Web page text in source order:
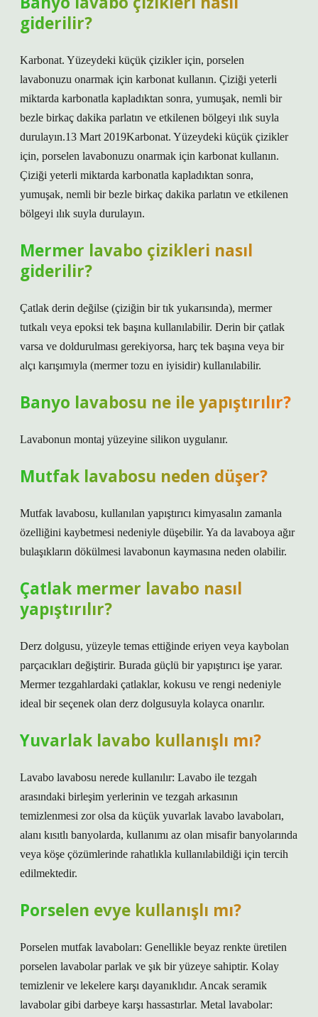
giderilir?
Karbonat. Yüzeydeki küçük çizikler için, porselen
lavabonuzu onarmak için karbonat kullanın. Çiziği yeterli
miktarda karbonatla kapladıktan sonra, yumuşak, nemli bir
bezle birkaç dakika parlatın ve etkilenen bölgeyi ılık suyla
durulayın.13 Mart 2019Karbonat. Yüzeydeki küçük çizikler
için, porselen lavabonuzu onarmak için karbonat kullanın.
Çiziği yeterli miktarda karbonatla kapladıktan sonra,
yumuşak, nemli bir bezle birkaç dakika parlatın ve etkilenen
bölgeyi ılık suyla durulayın.
Mermer lavabo çizikleri nasıl
giderilir?
Çatlak derin değilse (çiziğin bir tık yukarısında), mermer
tutkalı veya epoksi tek başına kullanılabilir. Derin bir çatlak
varsa ve doldurulması gerekiyorsa, harç tek başına veya bir
alçı karışımıyla (mermer tozu en iyisidir) kullanılabilir.
Banyo lavabosu ne ile yapıştırılır?
Lavabonun montaj yüzeyine silikon uygulanır.
Mutfak lavabosu neden düşer?
Mutfak lavabosu, kullanılan yapıştırıcı kimyasalın zamanla
özelliğini kaybetmesi nedeniyle düşebilir. Ya da lavaboya ağır
bulaşıkların dökülmesi lavabonun kaymasına neden olabilir.
Çatlak mermer lavabo nasıl
yapıştırılır?
Derz dolgusu, yüzeyle temas ettiğinde eriyen veya kaybolan
parçacıkları değiştirir. Burada güçlü bir yapıştırıcı işe yarar.
Mermer tezgahlardaki çatlaklar, kokusu ve rengi nedeniyle
ideal bir seçenek olan derz dolgusuyla kolayca onarılır.
Yuvarlak lavabo kullanışlı mı?
Lavabo lavabosu nerede kullanılır: Lavabo ile tezgah
arasındaki birleşim yerlerinin ve tezgah arkasının
temizlenmesi zor olsa da küçük yuvarlak lavabo lavaboları,
alanı kısıtlı banyolarda, kullanımı az olan misafir banyolarında
veya köşe çözümlerinde rahatlıkla kullanılabildiği için tercih
edilmektedir.
Porselen evye kullanışlı mı?
Porselen mutfak lavaboları: Genellikle beyaz renkte üretilen
porselen lavabolar parlak ve şık bir yüzeye sahiptir. Kolay
temizlenir ve lekelere karşı dayanıklıdır. Ancak seramik
lavabolar gibi darbeye karşı hassastırlar. Metal lavabolar: